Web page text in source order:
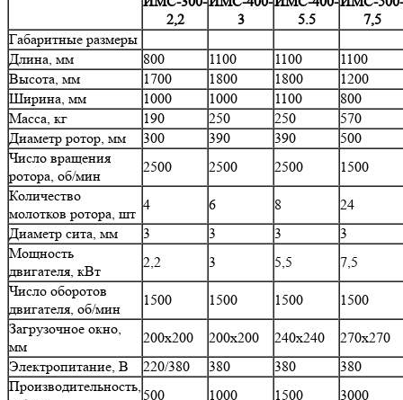
2,2
3
5.5
7,5
Габаритные размеры
Длина, мм
800 1100 1100
1100
Высота, мм
1700 1800 1800
1200
Ширина, мм
1000 1000 1100
800
Масса, кг
190 250 250
570
Диаметр ротор, мм
300 390 390
500
Число вращения
ротора, об/мин
2500 2500 2500
1500
Количество
молотков ротора, шт
4 6 8
24
Диаметр сита, мм
3 3 3
3
Мощность
двигателя, кВт
2,2 3 5,5
7,5
Число оборотов
двигателя, об/мин
1500 1500 1500
1500
Загрузочное окно,
мм
200х200 200х200 240х240
270х270
Электропитание, В
220/380 380 380
380
Производительность,
500 1000 1500 3000